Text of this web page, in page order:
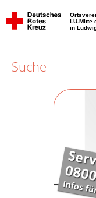
LU-Mitte
in
Suche